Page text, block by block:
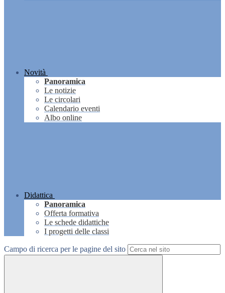
Novità
Panoramica
Le notizie
Le circolari
Calendario eventi
Albo online
Didattica
Panoramica
Offerta formativa
Le schede didattiche
I progetti delle classi
Campo di ricerca per le pagine del sito